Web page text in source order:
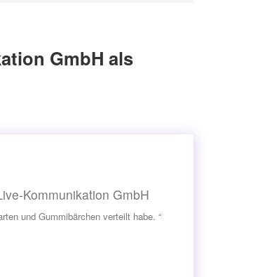
GmbH als
Kommunikation GmbH
und Gummibärchen verteilt habe. “